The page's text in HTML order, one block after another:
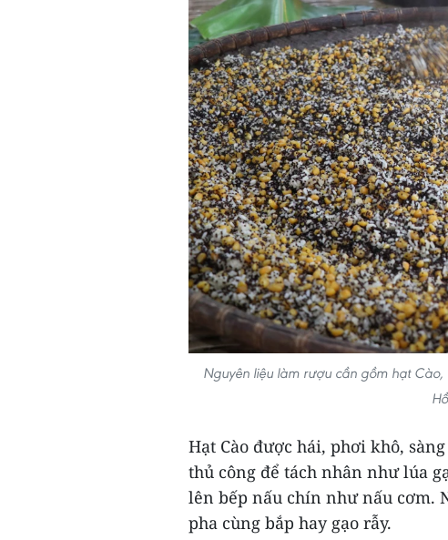
Nguyên liệu làm rượu cần gồm hạt
Hạt Cào được hái, phơi khô,
thủ công để tách nhân như lúa
lên bếp nấu chín như nấu cơm.
pha cùng bắp hay gạo rẫy.